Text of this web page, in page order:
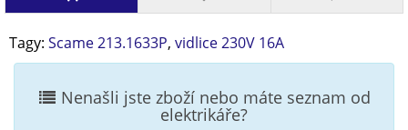
Tagy: Scame 213.1633P, vidlice 230V 16A
Nenašli jste zboží nebo máte seznam od
elektrikáře?